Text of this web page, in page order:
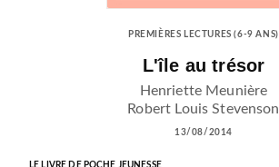
PREMIÈRES LECTURES (6-9 ANS)
L'île au trésor
Henriette Meunière
Robert Louis Stevenson
13/08/2014
LE LIVRE DE POCHE JEUNESSE